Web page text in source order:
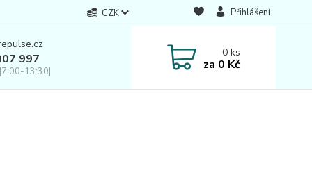
CZK Přihlášení
997
13:30|
0ks
za 0 Kč